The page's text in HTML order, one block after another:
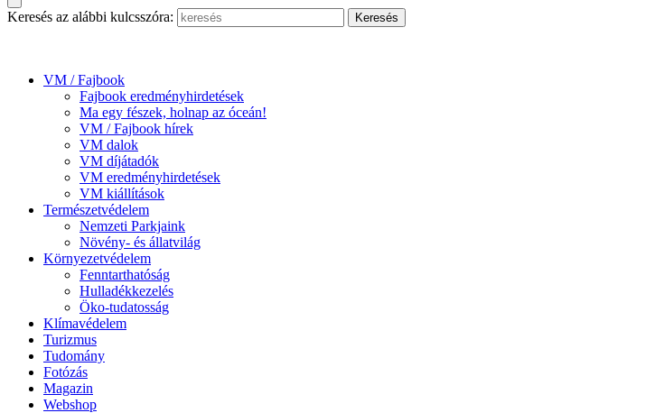
Keresés az alábbi kulcsszóra:
VM / Fajbook
Fajbook eredményhirdetések
Ma egy fészek, holnap az óceán!
VM / Fajbook hírek
VM dalok
VM díjátadók
VM eredményhirdetések
VM kiállítások
Természetvédelem
Nemzeti Parkjaink
Növény- és állatvilág
Környezetvédelem
Fenntarthatóság
Hulladékkezelés
Öko-tudatosság
Klímavédelem
Turizmus
Tudomány
Fotózás
Magazin
Webshop